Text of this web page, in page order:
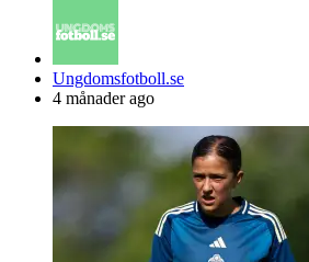
Posted
by
Ungdomsfotboll.se
4 månader ago